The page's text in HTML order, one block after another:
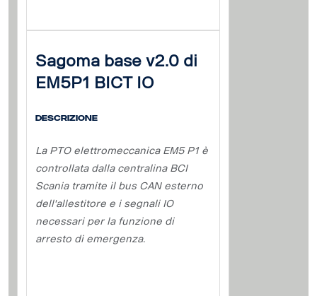
Sagoma base v2.0 di
EM5P1 BICT IO
Descrizione
La PTO elettromeccanica EM5 P1 è
controllata dalla centralina BCI
Scania tramite il bus CAN esterno
dell'allestitore e i segnali IO
necessari per la funzione di
arresto di emergenza.